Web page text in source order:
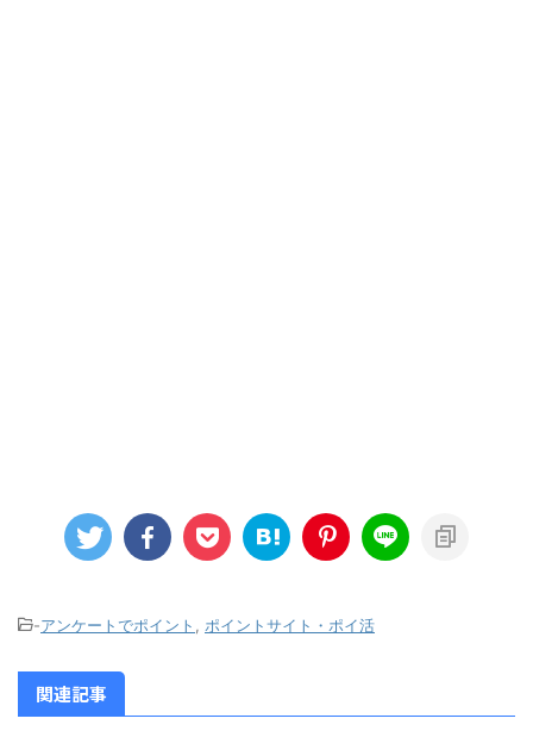
-アンケートでポイント ポイントサイト・ポイ活
関連記事